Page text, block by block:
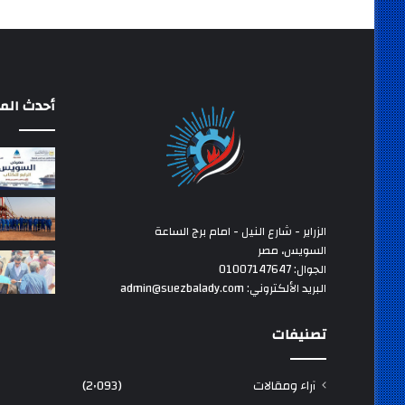
الزراير - شارع النيل - امام برج الساعة
السويس، مصر
الجوال: 01007147647
البريد الألكتروني: admin@suezbalady.com
تصنيفات
آراء ومقالات
(2٬093)
أحدث